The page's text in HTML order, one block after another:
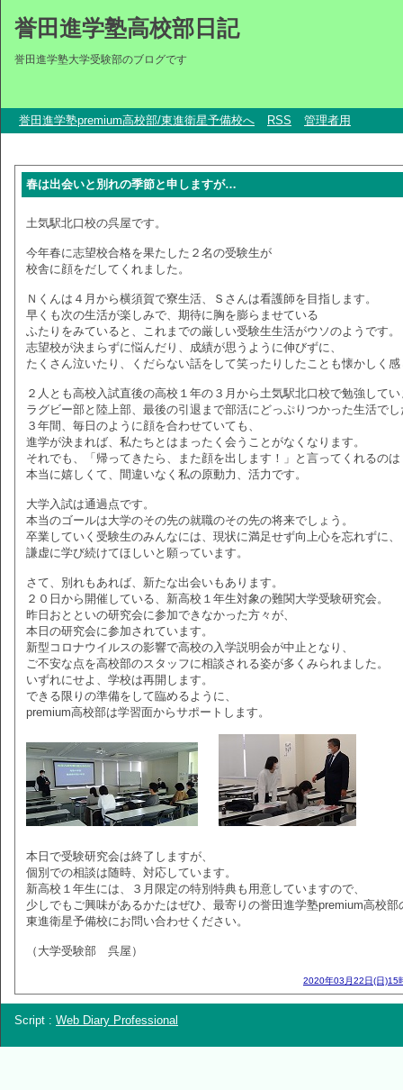
誉田進学塾高校部日記
誉田進学塾大学受験部のブログです
誉田進学塾premium高校部/東進衛星予備校へ RSS 管理者用
春は出会いと別れの季節と申しますが…
土気駅北口校の呉屋です。
今年春に志望校合格を果たした２名の受験生が
校舎に顔をだしてくれました。
Ｎくんは４月から横須賀で寮生活、Ｓさんは看護師を目指します。
早くも次の生活が楽しみで、期待に胸を膨らませている
ふたりをみていると、これまでの厳しい受験生生活がウソのようです。
志望校が決まらずに悩んだり、成績が思うように伸びずに、
たくさん泣いたり、くだらない話をして笑ったりしたことも懐かしく
２人とも高校入試直後の高校１年の３月から土気駅北口校で勉強して
ラグビー部と陸上部、最後の引退まで部活にどっぷりつかった生活で
３年間、毎日のように顔を合わせていても、
進学が決まれば、私たちとはまったく会うことがなくなります。
それでも、「帰ってきたら、また顔を出します！」と言ってくれるのは
本当に嬉しくて、間違いなく私の原動力、活力です。
大学入試は通過点です。
本当のゴールは大学のその先の就職のその先の将来でしょう。
卒業していく受験生のみんなには、現状に満足せず向上心を忘れずに、
謙虚に学び続けてほしいと願っています。
さて、別れもあれば、新たな出会いもあります。
２０日から開催している、新高校１年生対象の難関大学受験研究会。
昨日おとといの研究会に参加できなかった方々が、
本日の研究会に参加されています。
新型コロナウイルスの影響で高校の入学説明会が中止となり、
ご不安な点を高校部のスタッフに相談される姿が多くみられました。
いずれにせよ、学校は再開します。
できる限りの準備をして臨めるように、
premium高校部は学習面からサポートします。
本日で受験研究会は終了しますが、
個別での相談は随時、対応しています。
新高校１年生には、３月限定の特別特典も用意していますので、
少しでもご興味があるかたはぜひ、最寄りの誉田進学塾premium高校部
東進衛星予備校にお問い合わせください。
（大学受験部 呉屋）
2020年03月22日(日)15
Script : Web Diary Professional